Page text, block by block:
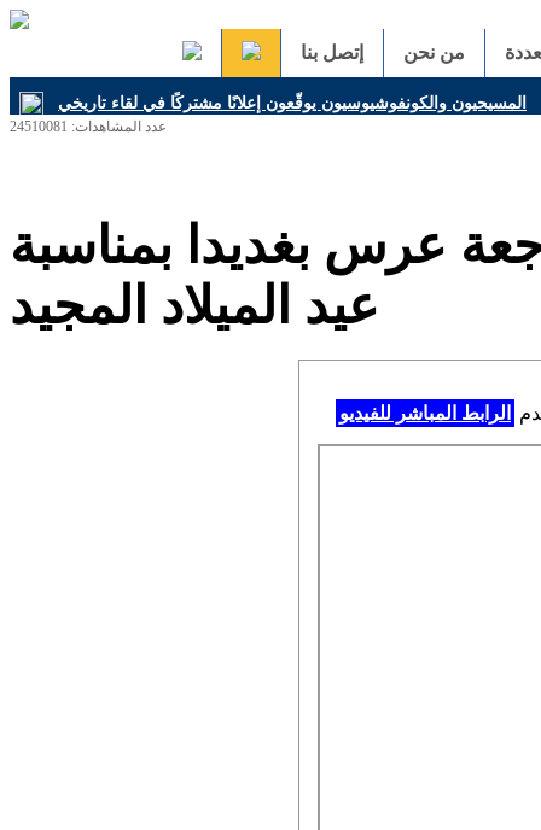
من نحن إتصل بنا
المسيحيون والكونفوشيوسيون يوقّعون إعلانًا مشتركًا في لقاء تاريخي
عدد المشاهدات: 24510081
عرس بغديدا بمناسبة
عيد الميلاد المجيد
الرابط المباشر للفيديو